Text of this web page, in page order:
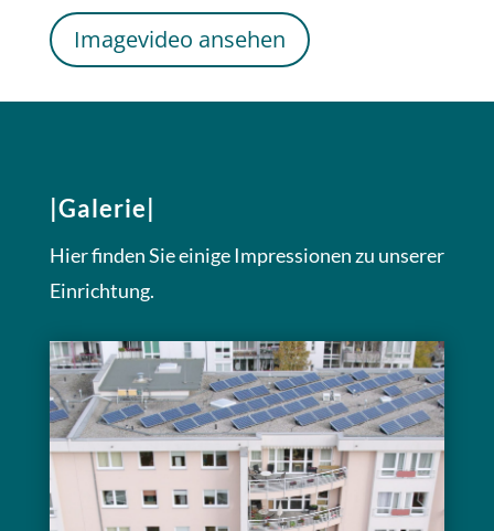
Imagevideo ansehen
|Galerie|
Hier finden Sie einige Impressionen zu unserer
Einrichtung.